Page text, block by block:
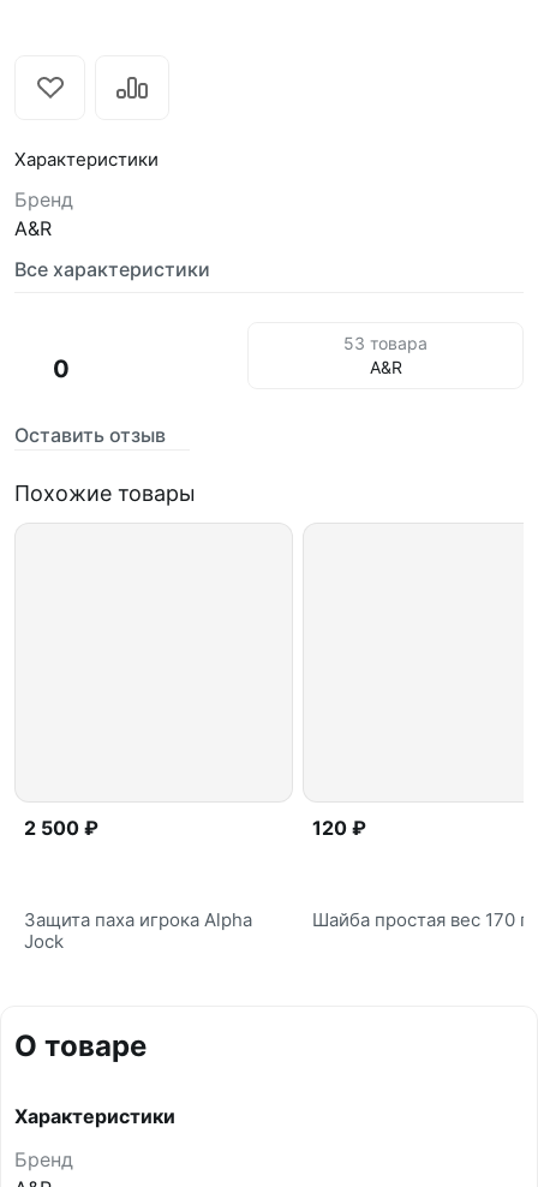
Характеристики
Бренд
A&R
Все характеристики
0
Оставить отзыв
53 товара
A&R
Похожие товары
2 500 ₽
Защита паха игрока Alpha
Jock
120 ₽
Шайба простая вес 170 гр
О товаре
Характеристики
Бренд